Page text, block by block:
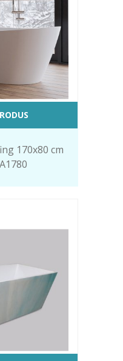
170x80 cm